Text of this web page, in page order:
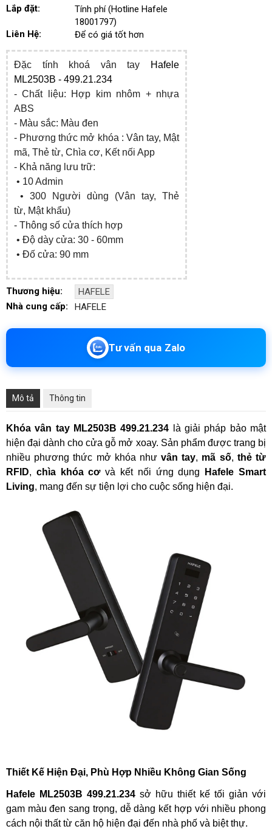
Lắp đặt:
Tính phí (Hotline Hafele
18001797)
Liên Hệ:
Để có giá tốt hơn
Đặc tính khoá vân tay
Hafele
ML2503B - 499.21.234
- Chất liệu: Hợp kim nhôm + nhựa
ABS
- Màu sắc: Màu đen
- Phương thức mở khóa : Vân tay, Mật
mã, Thẻ từ, Chìa cơ, Kết nối App
- Khả năng lưu trữ:
• 10 Admin
• 300 Người dùng (Vân tay, Thẻ
từ, Mật khẩu)
- Thông số cửa thích hợp
• Độ dày cửa: 30 - 60mm
• Đố cửa: 90 mm
Thương hiệu:
HAFELE
Nhà cung cấp:
HAFELE
Tư vấn qua Zalo
Mô tả Thông tin
Khóa vân tay ML2503B 499.21.234 là giải pháp bảo mật
hiện đại dành cho cửa gỗ mở xoay. Sản phẩm được trang bị
nhiều phương thức mở khóa nhưvân tay, mã số, thẻ từ
RFID, chìa khóa cơvà kết nối ứng dụng
Hafele Smart
Living, mang đến sự tiện lợi cho cuộc sống hiện đại.
Thiết Kế Hiện Đại, Phù Hợp Nhiều Không Gian Sống
Hafele ML2503B 499.21.234 sở hữu thiết kế tối giản với
gam màu đen sang trọng, dễ dàng kết hợp với nhiều phong
cách nội thất từ căn hộ hiện đại đến nhà phố và biệt thự.